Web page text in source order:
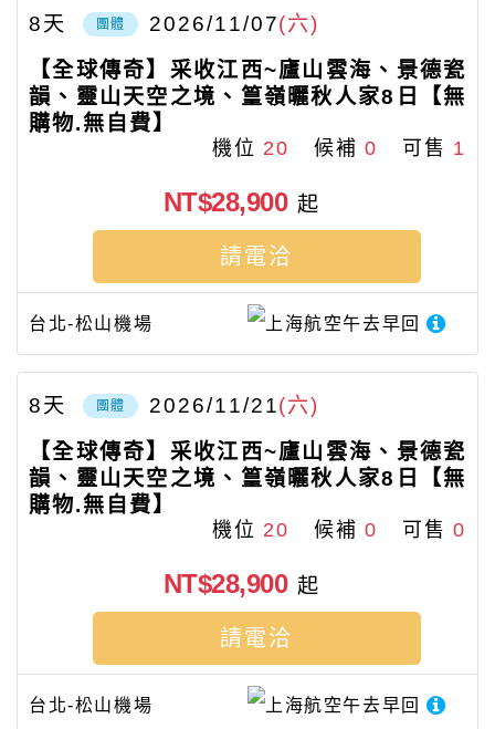
團體 2026/11/07(六)
8天
【全球傳奇】采收江西~廬山雲海、景德瓷
韻、靈山天空之境、篁嶺曬秋人家8日【無
購物.無自費】
機位 20 候補0 可售 1
台北-松山機場 上海航空午去早回
NT$28,900 起
請電洽
團體 2026/11/21(六)
8天
【全球傳奇】采收江西~廬山雲海、景德瓷
韻、靈山天空之境、篁嶺曬秋人家8日【無
購物.無自費】
機位 20 候補0 可售0
台北-松山機場 上海航空午去早回
NT$28,900 起
請電洽